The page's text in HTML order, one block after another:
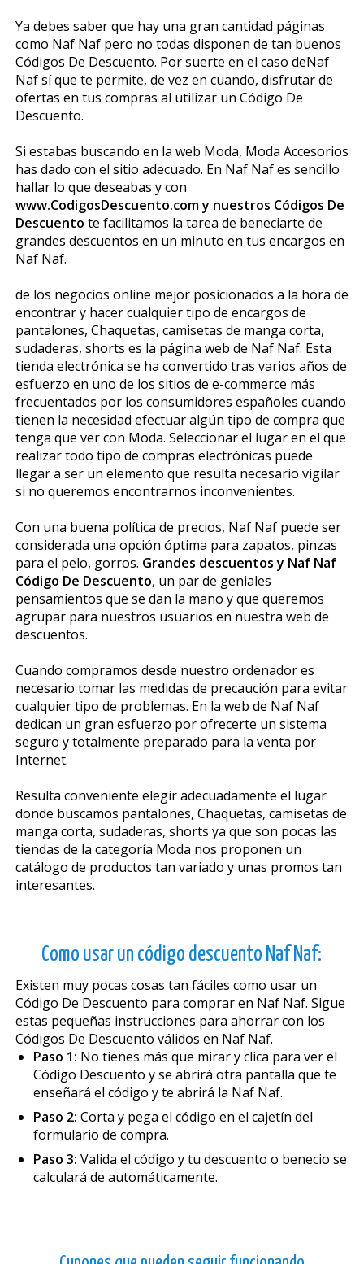
Ya debes saber que hay una gran cantidad páginas
como Naf Naf pero no todas disponen de tan buenos
Códigos De Descuento. Por suerte en el caso deNaf
Naf sí que te permite, de vez en cuando, disfrutar de
ofertas en tus compras al utilizar un Código De
Descuento.
Si estabas buscando en la web Moda, Moda Accesorios
has dado con el sitio adecuado. En Naf Naf es sencillo
hallar lo que deseabas y con
www.CodigosDescuento.com y nuestros Códigos De
Descuento te facilitamos la tarea de beneficiarte de
grandes descuentos en un minuto en tus encargos en
Naf Naf.
de los negocios online mejor posicionados a la hora de
encontrar y hacer cualquier tipo de encargos de
pantalones, Chaquetas, camisetas de manga corta,
sudaderas, shorts es la página web de Naf Naf. Esta
tienda electrónica se ha convertido tras varios años de
esfuerzo en uno de los sitios de e-commerce más
frecuentados por los consumidores españoles cuando
tienen la necesidad efectuar algún tipo de compra que
tenga que ver con Moda. Seleccionar el lugar en el que
realizar todo tipo de compras electrónicas puede
llegar a ser un elemento que resulta necesario vigilar
si no queremos encontrarnos inconvenientes.
Con una buena política de precios, Naf Naf puede ser
considerada una opción óptima para zapatos, pinzas
para el pelo, gorros. Grandes descuentos y Naf Naf
Código De Descuento, un par de geniales
pensamientos que se dan la mano y que queremos
agrupar para nuestros usuarios en nuestra web de
descuentos.
Cuando compramos desde nuestro ordenador es
necesario tomar las medidas de precaución para evitar
cualquier tipo de problemas. En la web de Naf Naf
dedican un gran esfuerzo por ofrecerte un sistema
seguro y totalmente preparado para la venta por
Internet.
Resulta conveniente elegir adecuadamente el lugar
donde buscamos pantalones, Chaquetas, camisetas de
manga corta, sudaderas, shorts ya que son pocas las
tiendas de la categoría Moda nos proponen un
catálogo de productos tan variado y unas promos tan
interesantes.
Como usar un código descuento Naf Naf:
Existen muy pocas cosas tan fáciles como usar un
Código De Descuento para comprar en Naf Naf. Sigue
estas pequeñas instrucciones para ahorrar con los
Códigos De Descuento válidos en Naf Naf.
Paso 1: No tienes más que mirar y clica para ver el
Código Descuento y se abrirá otra pantalla que te
enseñará el código y te abrirá la Naf Naf.
Paso 2: Corta y pega el código en el cajetín del
formulario de compra.
Paso 3: Valida el código y tu descuento o beneficio se
calculará de automáticamente.